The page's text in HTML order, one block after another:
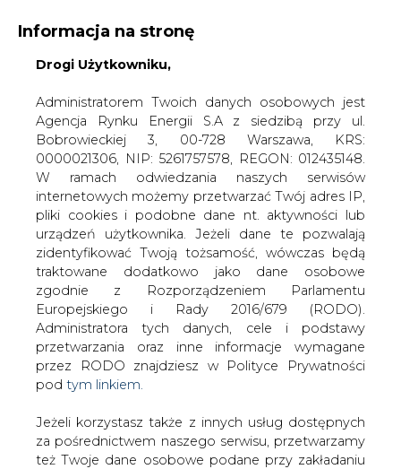
KONTAKT:
WYDAWCA PORTALU:
WYSOKI KONTRAST A A
ZALOGUJ SIĘ
WŁĄCZ CIRE.TV
Informacja na stronę
Drogi Użytkowniku,
Administratorem Twoich danych osobowych jest
Agencja Rynku Energii S.A z siedzibą przy ul.
Bobrowieckiej 3, 00-728 Warszawa, KRS:
0000021306, NIP: 5261757578, REGON: 012435148.
W ramach odwiedzania naszych serwisów
internetowych możemy przetwarzać Twój adres IP,
pliki cookies i podobne dane nt. aktywności lub
urządzeń użytkownika. Jeżeli dane te pozwalają
zidentyfikować Twoją tożsamość, wówczas będą
traktowane dodatkowo jako dane osobowe
zgodnie z Rozporządzeniem Parlamentu
Europejskiego i Rady 2016/679 (RODO).
Administratora tych danych, cele i podstawy
przetwarzania oraz inne informacje wymagane
przez RODO znajdziesz w Polityce Prywatności
pod tym linkiem.
Jeżeli korzystasz także z innych usług dostępnych
za pośrednictwem naszego serwisu, przetwarzamy
też Twoje dane osobowe podane przy zakładaniu